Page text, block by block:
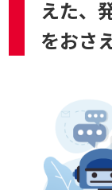
えた、
をおさ